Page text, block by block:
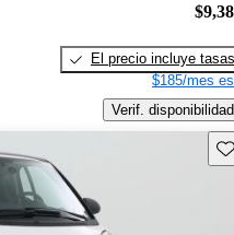
El precio incluye tasas
$185/mes
Verif. disponibilidad